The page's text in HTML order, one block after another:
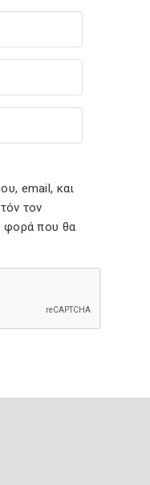
email, και
τον
φορά που θα